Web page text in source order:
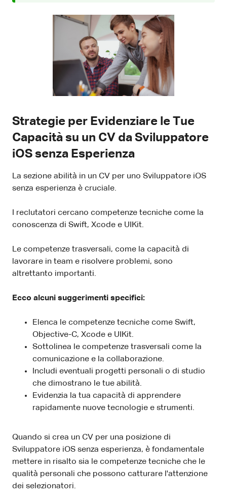
Strategie per Evidenziare le Tue
Capacità su un CV da Sviluppatore
iOS senza Esperienza
La sezione abilità in un CV per uno Sviluppatore iOS
senza esperienza è cruciale.
I reclutatori cercano competenze tecniche come la
conoscenza di Swift, Xcode e UIKit.
Le competenze trasversali, come la capacità di
lavorare in team e risolvere problemi, sono
altrettanto importanti.
Ecco alcuni suggerimenti specifici:
Elenca le competenze tecniche come Swift,
Objective-C, Xcode e UIKit.
Sottolinea le competenze trasversali come la
comunicazione e la collaborazione.
Includi eventuali progetti personali o di studio
che dimostrano le tue abilità.
Evidenzia la tua capacità di apprendere
rapidamente nuove tecnologie e strumenti.
Quando si crea un CV per una posizione di
Sviluppatore iOS senza esperienza, è fondamentale
mettere in risalto sia le competenze tecniche che le
qualità personali che possono catturare l'attenzione
dei selezionatori.